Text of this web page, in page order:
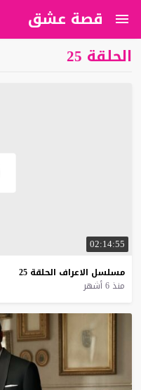
قصة عشق
الحلقة 25
02:14:55
مسلسل الاعراف الحلقة 25
منذ 6 أشهر